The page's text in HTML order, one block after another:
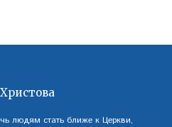
людям стать ближе к Церкви,